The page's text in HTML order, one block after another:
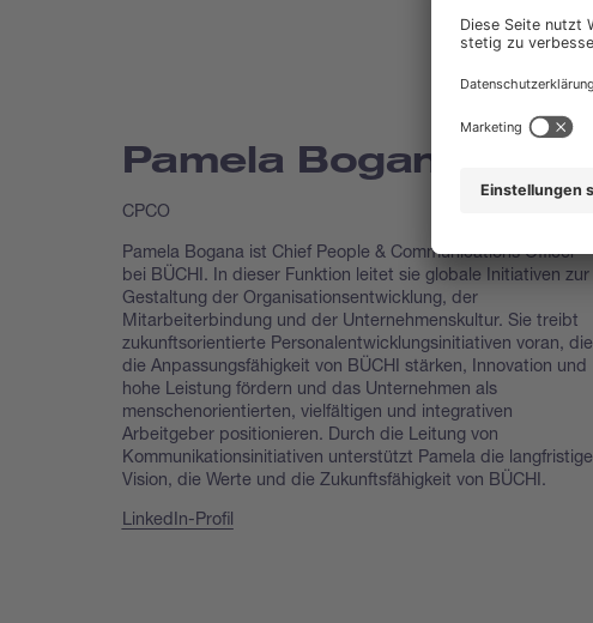
Pamela Bogana
CPCO
Pamela Bogana ist Chief People & Communications Officer
bei BÜCHI. In dieser Funktion leitet sie globale Initiativen zur
Gestaltung der Organisationsentwicklung, der
Mitarbeiterbindung und der Unternehmenskultur. Sie treibt
zukunftsorientierte Personalentwicklungsinitiativen voran, die
die Anpassungsfähigkeit von BÜCHI stärken, Innovation und
hohe Leistung fördern und das Unternehmen als
menschenorientierten, vielfältigen und integrativen
Arbeitgeber positionieren. Durch die Leitung von
Kommunikationsinitiativen unterstützt Pamela die langfristige
Vision, die Werte und die Zukunftsfähigkeit von BÜCHI.
LinkedIn-Profil